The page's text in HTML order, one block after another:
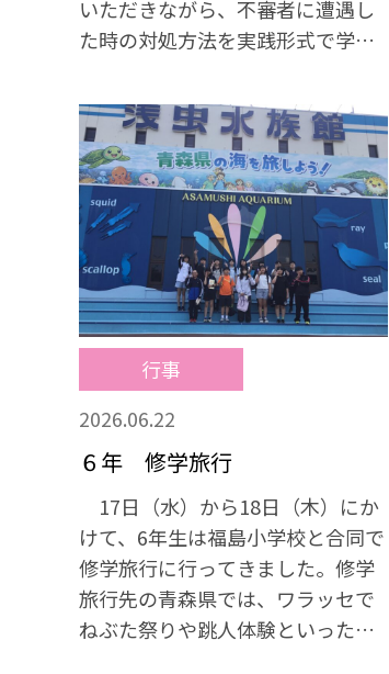
いただきながら、不審者に遭遇し
た時の対処方法を実践形式で学び
と大声を出したり、すぐに逃げた
り、防犯ブザーを鳴らしたりとそ
れぞれの方法で身を守ることがで
きました。また、「いかのおす
し」に加えて、何かあった際に
は、お家の人や先生など、大人に
知らせる大切さも学びました。
行事
2026.06.22
６年 修学旅行
17日（水）から18日（木）にか
けて、6年生は福島小学校と合同で
修学旅行に行ってきました。修学
旅行先の青森県では、ワラッセで
ねぶた祭りや跳人体験といった青